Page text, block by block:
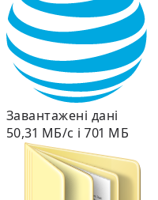
Завантажені дані
50,31 МБ/с і 701 МБ